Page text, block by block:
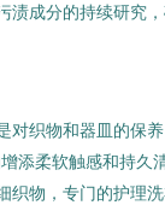
渍成分的持续研究
对织物和器皿的保
添柔软触感和持久
织物，专门的护理